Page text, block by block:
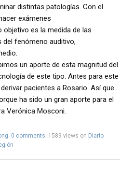
distintas patologías. Con el
exámenes
es la medida de las
fenómeno auditivo,
un aporte de esta magnitud del
de este tipo. Antes para este
pacientes a Rosario. Así que
ha sido un gran aporte para el
Verónica Mosconi.
0 comments 1589 views on Diario